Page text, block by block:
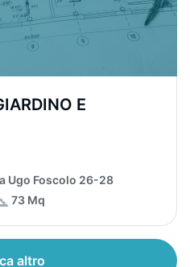
E
Ugo Foscolo 26-28
73 Mq
altro